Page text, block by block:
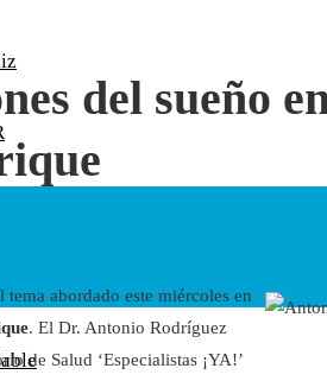
del sueño
abordado este miércoles en
. El Dr. Antonio Rodríguez
de Salud ‘Especialistas ¡YA!’